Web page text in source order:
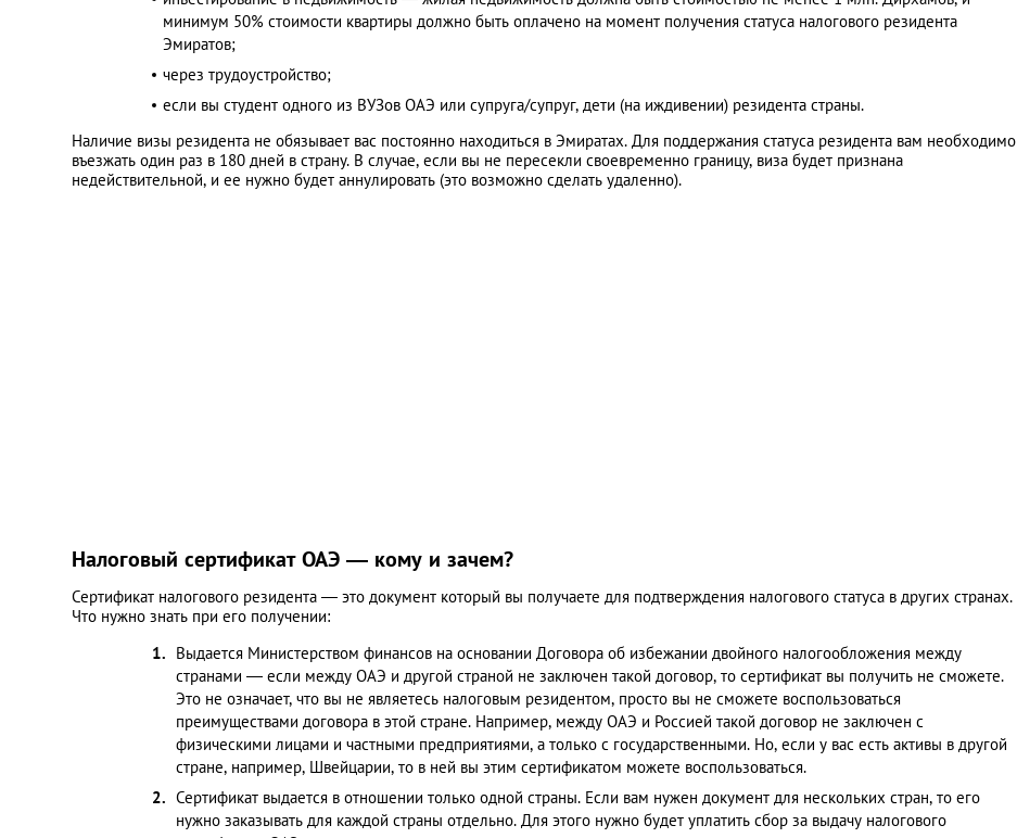
минимум 50% стоимости квартиры должно быть оплачено на момент получения статуса налогового резидента
Эмиратов;
через трудоустройство;
если вы студент одного из ВУЗов ОАЭ или супруга/супруг, дети (на иждивении) резидента страны.
Наличие визы резидента не обязывает вас постоянно находиться в Эмиратах. Для поддержания статуса резидента вам необходимо
въезжать один раз в 180 дней в страну. В случае, если вы не пересекли своевременно границу, виза будет признана
недействительной, и ее нужно будет аннулировать (это возможно сделать удаленно).
Налоговый сертификат ОАЭ — кому и зачем?
Сертификат налогового резидента — это документ который вы получаете для подтверждения налогового статуса в других странах.
Что нужно знать при его получении:
Выдается Министерством финансов на основании Договора об избежании двойного налогообложения между
странами — если между ОАЭ и другой страной не заключен такой договор, то сертификат вы получить не сможете.
Это не означает, что вы не являетесь налоговым резидентом, просто вы не сможете воспользоваться
преимуществами договора в этой стране. Например, между ОАЭ и Россией такой договор не заключен с
физическими лицами и частными предприятиями, а только с государственными. Но, если у вас есть активы в другой
стране, например, Швейцарии, то в ней вы этим сертификатом можете воспользоваться.
Сертификат выдается в отношении только одной страны. Если вам нужен документ для нескольких стран, то его
нужно заказывать для каждой страны отдельно. Для этого нужно будет уплатить сбор за выдачу налогового